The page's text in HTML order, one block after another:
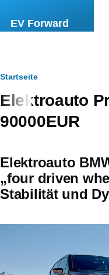
EV Forward
Pfadnavigation
Startseite
Elektroauto
90000EUR
Elektroauto
„four driven
Stabilität und